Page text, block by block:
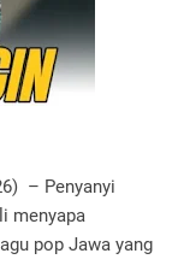
– Penyanyi
menyapa
pop Jawa yang